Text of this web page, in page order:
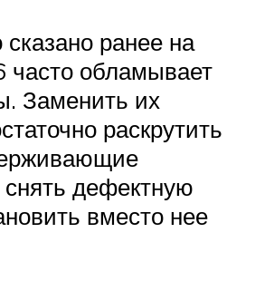
ранее на
часто обламывает
Заменить их
раскрутить
снять дефектную
вместо нее